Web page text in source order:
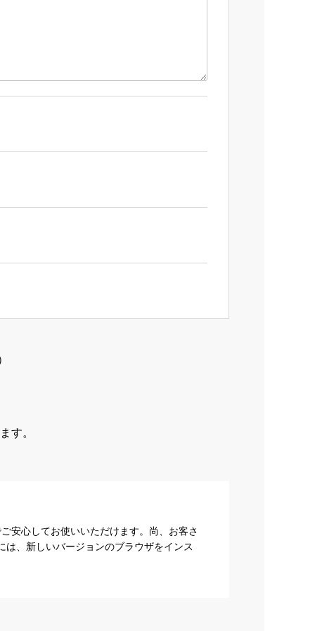
す。
安心してお使いいただけます。尚、お客さ
、新しいバージョンのブラウザをインス